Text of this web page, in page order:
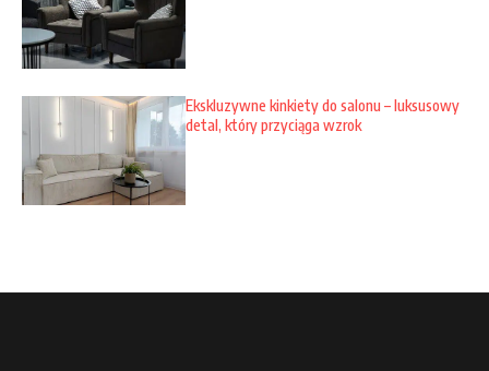
Ekskluzywne kinkiety do salonu – luksusowy
detal, który przyciąga wzrok